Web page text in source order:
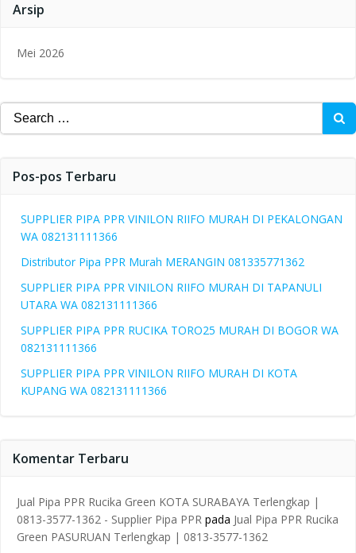
Arsip
Mei 2026
Search
for:
Pos-pos Terbaru
SUPPLIER PIPA PPR VINILON RIIFO MURAH DI PEKALONGAN
WA 082131111366
Distributor Pipa PPR Murah MERANGIN 081335771362
SUPPLIER PIPA PPR VINILON RIIFO MURAH DI TAPANULI
UTARA WA 082131111366
SUPPLIER PIPA PPR RUCIKA TORO25 MURAH DI BOGOR WA
082131111366
SUPPLIER PIPA PPR VINILON RIIFO MURAH DI KOTA
KUPANG WA 082131111366
Komentar Terbaru
Jual Pipa PPR Rucika Green KOTA SURABAYA Terlengkap |
0813-3577-1362 - Supplier Pipa PPR pada Jual Pipa PPR Rucika
Green PASURUAN Terlengkap | 0813-3577-1362